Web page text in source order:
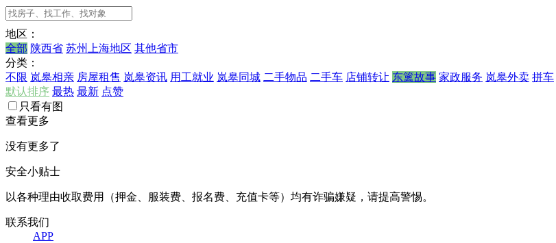
地区：
全部 陕西省 苏州上海地区 其他省市
分类：
不限 岚皋相亲 房屋租售 岚皋资讯 用工就业 岚皋同城 二手物品 二手车 店铺转让 东篱故事 家政服务 岚皋外卖 拼车
默认排序 最热 最新 点赞
只看有图
查看更多
没有更多了
安全小贴士
以各种理由收取费用（押金、服装费、报名费、充值卡等）均有诈骗嫌疑，请提高警惕。
联系我们
APP